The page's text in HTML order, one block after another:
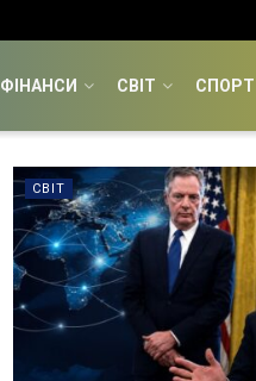
ФІНАНСИ СВІТ СПОРТ
СВІТ